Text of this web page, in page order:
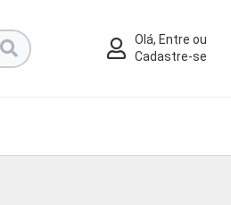
Olá, Entre ou
Cadastre-se